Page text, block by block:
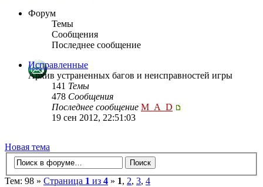
Форум
Темы
Сообщения
Последнее сообщение
Исправленные
Архив устраненных багов и неисправностей игры
141 Темы
478 Сообщения
Последнее сообщение M_A_D
19 сен 2012, 22:51:03
Новая тема
Тем: 98 » Страница 1 из 4 » 1, 2, 3, 4